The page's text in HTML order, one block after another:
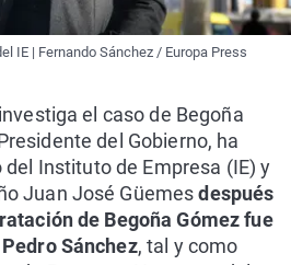
IE | Fernando Sánchez / Europa Press
el caso de Begoña
del Gobierno, ha
Instituto de Empresa (IE) y
Juan José Güemesdespués
de Begoña Gómez fue
Sánchez, tal y como